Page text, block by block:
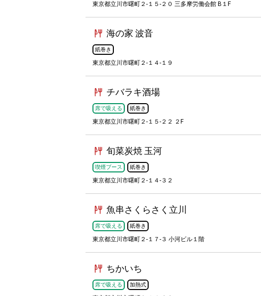
東京都立川市曙町２-１５-２０ 三多摩労働会館 B１F
海の家 波音
紙巻き
東京都立川市曙町２-１４-１９
チバラキ酒場
席で吸える 紙巻き
東京都立川市曙町２-１５-２２ ２F
旬菜炭焼 玉河
喫煙ブース 紙巻き
東京都立川市曙町２-１４-３２
魚串さくらさく立川
席で吸える 紙巻き
東京都立川市曙町２-１７-３ 小河ビル１階
ちかいち
席で吸える 加熱式